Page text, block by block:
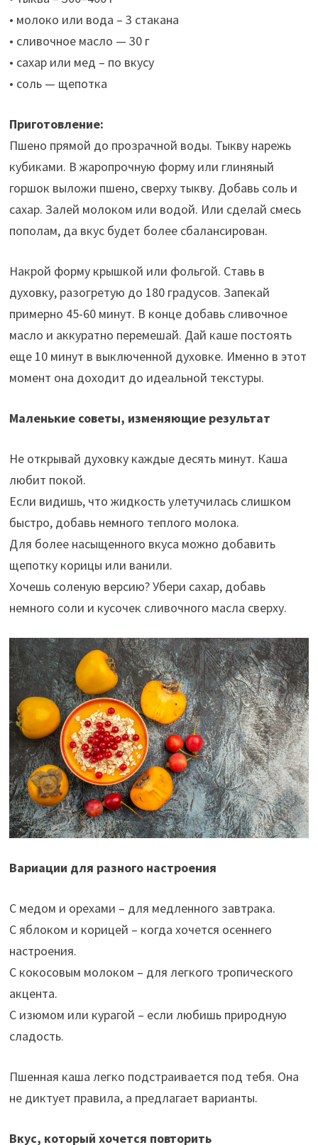
• молоко или вода – 3 стакана
• сливочное масло — 30 г
• сахар или мед – по вкусу
• соль — щепотка
Приготовление:
Пшено прямой до прозрачной воды. Тыкву нарежь
кубиками. В жаропрочную форму или глиняный
горшок выложи пшено, сверху тыкву. Добавь соль и
сахар. Залей молоком или водой. Или сделай смесь
пополам, да вкус будет более сбалансирован.
Накрой форму крышкой или фольгой. Ставь в
духовку, разогретую до 180 градусов. Запекай
примерно 45-60 минут. В конце добавь сливочное
масло и аккуратно перемешай. Дай каше постоять
еще 10 минут в выключенной духовке. Именно в этот
момент она доходит до идеальной текстуры.
Маленькие советы, изменяющие результат
Не открывай духовку каждые десять минут. Каша
любит покой.
Если видишь, что жидкость улетучилась слишком
быстро, добавь немного теплого молока.
Для более насыщенного вкуса можно добавить
щепотку корицы или ванили.
Хочешь соленую версию? Убери сахар, добавь
немного соли и кусочек сливочного масла сверху.
Вариации для разного настроения
С медом и орехами – для медленного завтрака.
С яблоком и корицей – когда хочется осеннего
настроения.
С кокосовым молоком – для легкого тропического
акцента.
С изюмом или курагой – если любишь природную
сладость.
Пшенная каша легко подстраивается под тебя. Она
не диктует правила, а предлагает варианты.
Вкус, который хочется повторить